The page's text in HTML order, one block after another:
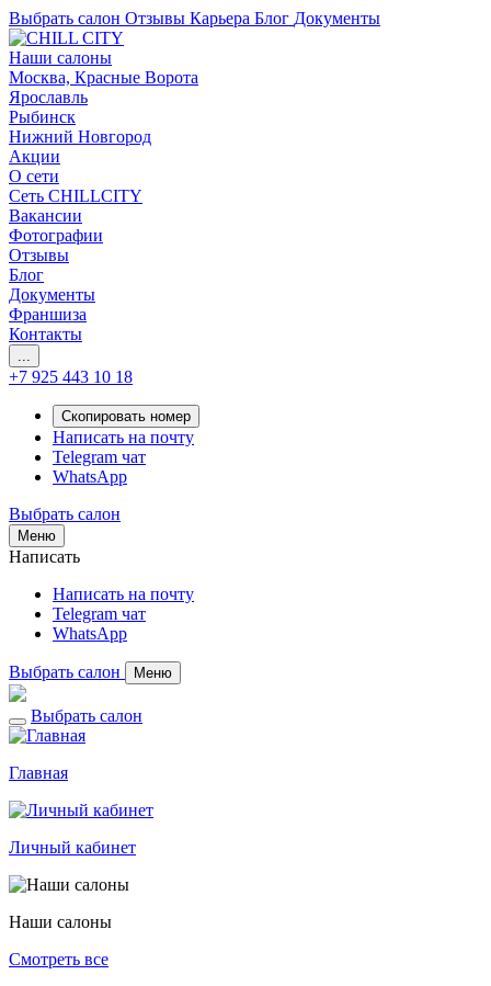
Выбрать салон Отзывы Карьера Блог Документы
Наши салоны
Москва, Красные Ворота
Ярославль
Рыбинск
Нижний Новгород
Акции
О сети
Сеть CHILLCITY
Вакансии
Фотографии
Отзывы
Блог
Документы
Франшиза
Контакты
...
+7 925 443 10 18
Скопировать номер
Написать на почту
Telegram чат
WhatsApp
Выбрать салон
Меню
Написать
Написать на почту
Telegram чат
WhatsApp
Выбрать салон Меню
Выбрать салон
Главная
Личный кабинет
Наши салоны
Смотреть все